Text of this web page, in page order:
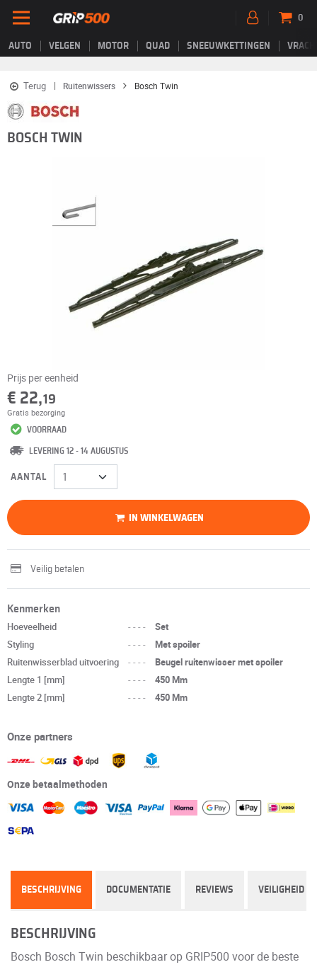
AUTO VELGEN MOTOR QUAD SNEEUWKETTINGEN
0
Terug Ruitenwissers Bosch Twin
BOSCH TWIN
Prijs per eenheid
€ 22,19
Gratis bezorging
VOORRAAD
LEVERING 12 - 14 AUGUSTUS
AANTAL
IN WINKELWAGEN
Veilig betalen
Kenmerken
Hoeveelheid ----
Set
Styling
----
Met spoiler
Ruitenwisserblad uitvoering
----
Beugel ruitenwisser met spoiler
Lengte 1 [mm]
----
450 Mm
Lengte 2 [mm]
---- 450 Mm
Onze partners
Onze betaalmethoden
BESCHRIJVING DOCUMENTATIE REVIEWS VEILIGHEID
BESCHRIJVING
Bosch Bosch Twin beschikbaar op GRIP500 voor de beste